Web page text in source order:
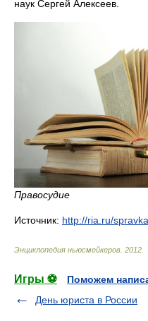
наук Сергей Алексеев.
Правосудие
Источник: http://ria.ru/
Энциклопедия ньюсмейкеров 2012
Игры ⚽
Поможем
День юриста в России